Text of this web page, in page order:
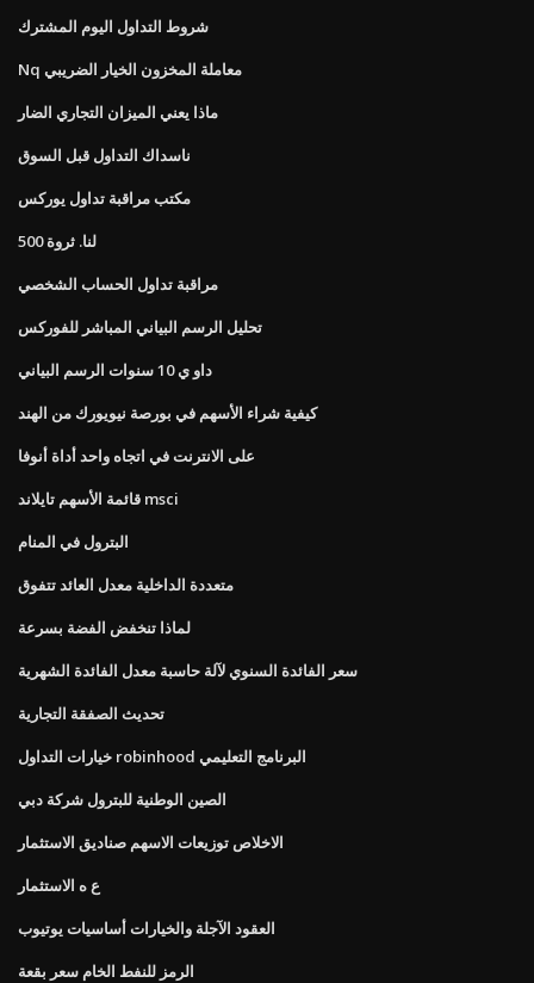
شروط التداول اليوم المشترك
Nq معاملة المخزون الخيار الضريبي
ماذا يعني الميزان التجاري الضار
ناسداك التداول قبل السوق
مكتب مراقبة تداول يوركس
لنا. ثروة 500
مراقبة تداول الحساب الشخصي
تحليل الرسم البياني المباشر للفوركس
داو ي 10 سنوات الرسم البياني
كيفية شراء الأسهم في بورصة نيويورك من الهند
على الانترنت في اتجاه واحد أداة أنوفا
قائمة الأسهم تايلاند msci
البترول في المنام
متعددة الداخلية معدل العائد تتفوق
لماذا تنخفض الفضة بسرعة
سعر الفائدة السنوي لآلة حاسبة معدل الفائدة الشهرية
تحديث الصفقة التجارية
خيارات التداول robinhood البرنامج التعليمي
الصين الوطنية للبترول شركة دبي
الاخلاص توزيعات الاسهم صناديق الاستثمار
ع ه الاستثمار
العقود الآجلة والخيارات أساسيات يوتيوب
الرمز للنفط الخام سعر بقعة